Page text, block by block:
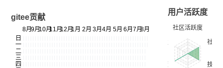
gitee贡献
用户活跃度